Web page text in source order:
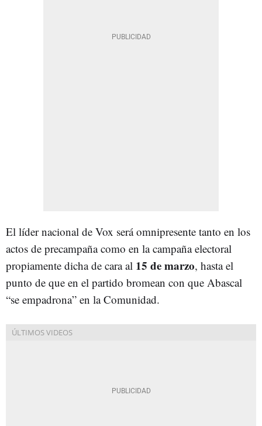
El líder nacional de Vox será omnipresente tanto en los
actos de precampaña como en la campaña electoral
propiamente dicha de cara al 15 de marzo, hasta el
punto de que en el partido bromean con que Abascal
“se empadrona” en la Comunidad.